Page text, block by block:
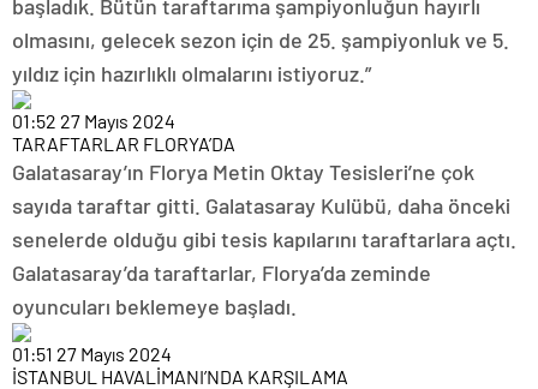
başladık. Bütün taraftarıma şampiyonluğun hayırlı
olmasını, gelecek sezon için de 25. şampiyonluk ve 5.
yıldız için hazırlıklı olmalarını istiyoruz.”
01:52 27 Mayıs 2024
TARAFTARLAR FLORYA’DA
Galatasaray’ın Florya Metin Oktay Tesisleri’ne çok
sayıda taraftar gitti. Galatasaray Kulübü, daha önceki
senelerde olduğu gibi tesis kapılarını taraftarlara açtı.
Galatasaray’da taraftarlar, Florya’da zeminde
oyuncuları beklemeye başladı.
01:51 27 Mayıs 2024
İSTANBUL HAVALİMANI’NDA KARŞILAMA